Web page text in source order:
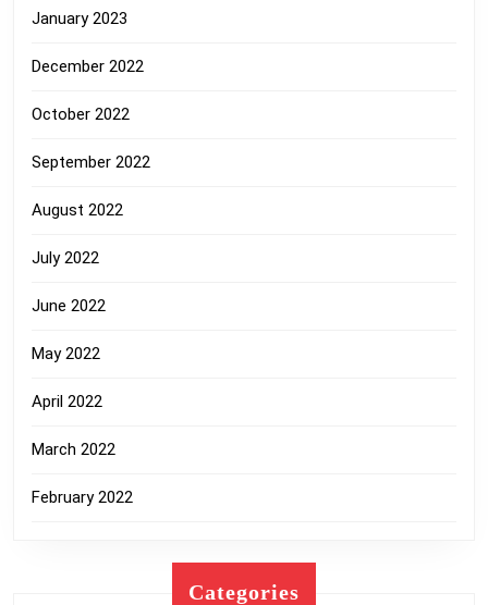
January 2023
December 2022
October 2022
September 2022
August 2022
July 2022
June 2022
May 2022
April 2022
March 2022
February 2022
Categories